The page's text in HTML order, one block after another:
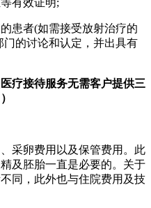
有效证明;
患者(如需接受放射治疗的
的讨论和认定，并出具有
疗接待服务无需客户提供三
采卵费用以及保管费用。此
及胚胎一直是必要的。关于
同，此外也与住院费用及技